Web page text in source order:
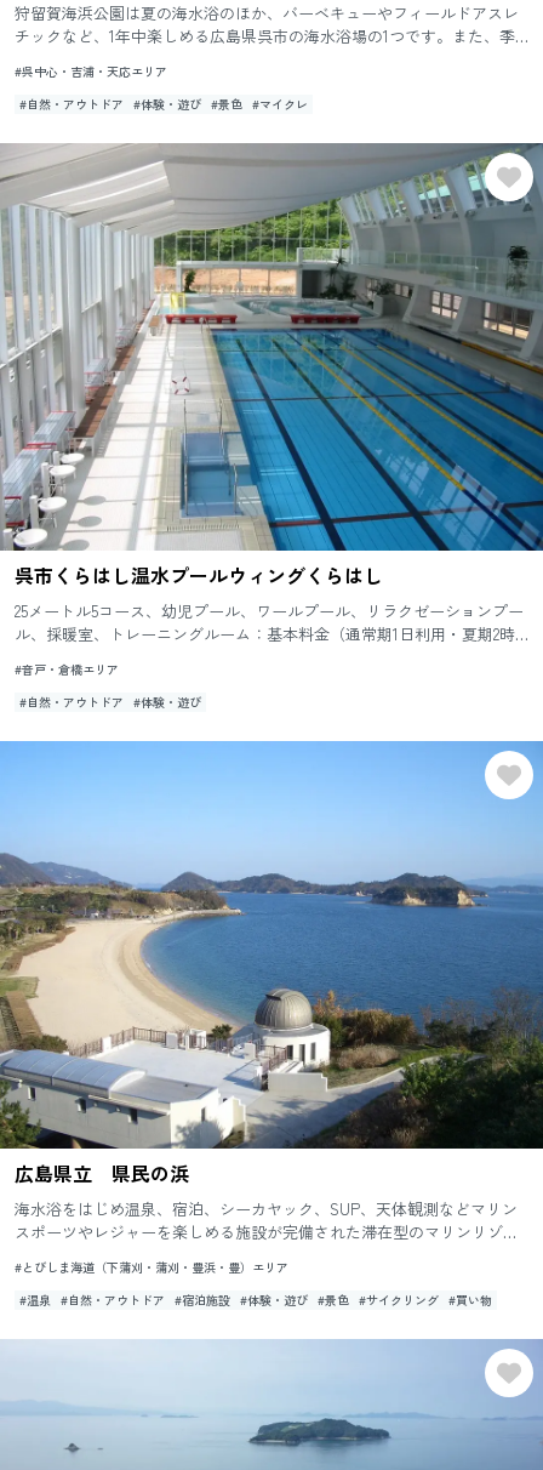
狩留賀海浜公園は夏の海水浴のほか、バーベキューやフィールドアスレ
チックなど、1年中楽しめる広島県呉市の海水浴場の1つです。また、季
#呉中心・吉浦・天応エリア
#自然・アウトドア #体験・遊び #景色 #マイクレ
呉市くらはし温水プールウィングくらはし
25メートル5コース、幼児プール、ワールプール、リラクゼーションプー
ル、採暖室、トレーニングルーム：基本料金（通常期1日利用・夏期2時
#音戸・倉橋エリア
#自然・アウトドア #体験・遊び
広島県立 県民の浜
海水浴をはじめ温泉、宿泊、シーカヤック、SUP、天体観測などマリン
スポーツやレジャーを楽しめる施設が完備された滞在型のマリンリゾー
水...
#とびしま海道（下蒲刈・蒲刈・豊浜・豊）エリア
#温泉 #自然・アウトドア #宿泊施設 #体験・遊び #景色 #サイクリング #買い物